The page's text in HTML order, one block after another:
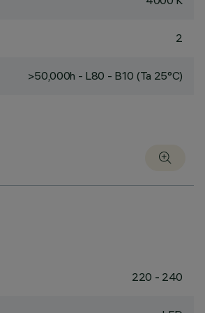
2
>50,000h - L80 - B10 (Ta 25°C)
220 - 240